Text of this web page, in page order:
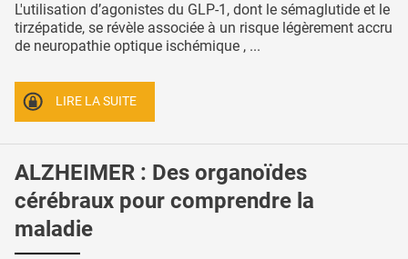
L'utilisation d’agonistes du GLP-1, dont le sémaglutide et le
tirzépatide, se révèle associée à un risque légèrement accru
de neuropathie optique ischémique , ...
LIRE LA SUITE
ALZHEIMER : Des organoïdes
cérébraux pour comprendre la
maladie